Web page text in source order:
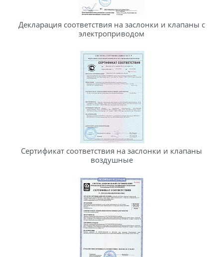
Декларация соответствия на заслонки и клапаны с
электроприводом
Сертификат соответствия на заслонки и клапаны
воздушные